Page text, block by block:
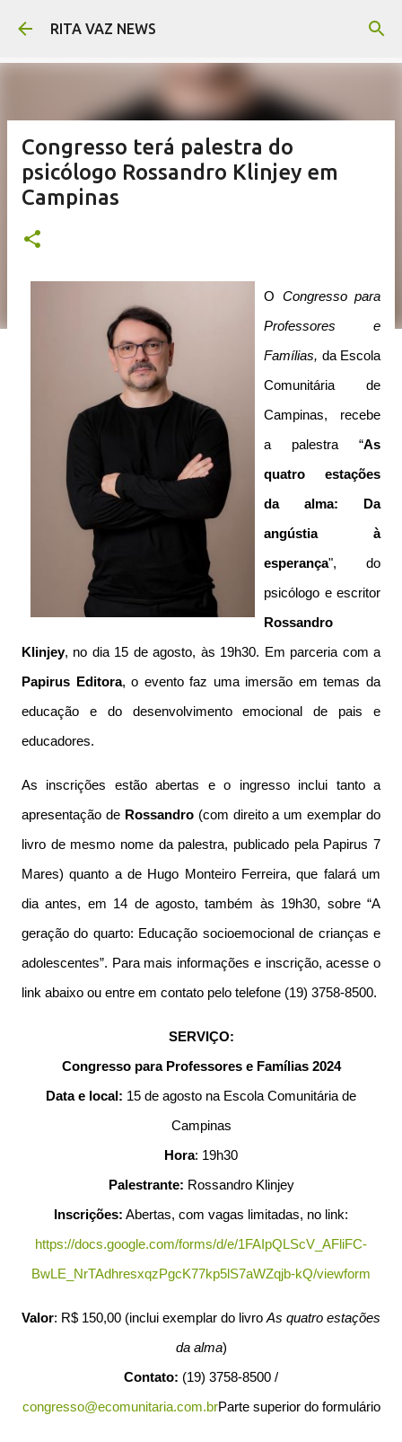
Pular para o conteúdo principal
RITA VAZ NEWS
Congresso terá palestra do
psicólogo Rossandro Klinjey em
Campinas
O Congresso para
Professores e
Famílias, da Escola
Comunitária de
Campinas, recebe
a palestra “As
quatro estações
da alma: Da
angústia à
esperança", do
psicólogo e escritor
Rossandro
Klinjey, no dia 15 de agosto, às 19h30. Em parceria com a
Papirus Editora, o evento faz uma imersão em temas da
educação e do desenvolvimento emocional de pais e
educadores.
As inscrições estão abertas e o ingresso inclui tanto a
apresentação de Rossandro (com direito a um exemplar do
livro de mesmo nome da palestra, publicado pela Papirus 7
Mares) quanto a de Hugo Monteiro Ferreira, que falará um
dia antes, em 14 de agosto, também às 19h30, sobre “A
geração do quarto: Educação socioemocional de crianças e
adolescentes”. Para mais informações e inscrição, acesse o
link abaixo ou entre em contato pelo telefone (19) 3758-8500.
SERVIÇO:
Congresso para Professores e Famílias 2024
Data e local: 15 de agosto na Escola Comunitária de
Campinas
Hora: 19h30
Palestrante: Rossandro Klinjey
Inscrições: Abertas, com vagas limitadas, no link:
https://docs.google.com/forms/d/e/1FAIpQLScV_AFliFC-
BwLE_NrTAdhresxqzPgcK77kp5lS7aWZqjb-kQ/viewform
Valor: R$ 150,00 (inclui exemplar do livro As quatro estações
da alma)
Contato: (19) 3758-8500 /
congresso@ecomunitaria.com.brParte superior do formulário